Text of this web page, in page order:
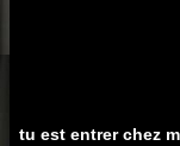
tu est entrer chez